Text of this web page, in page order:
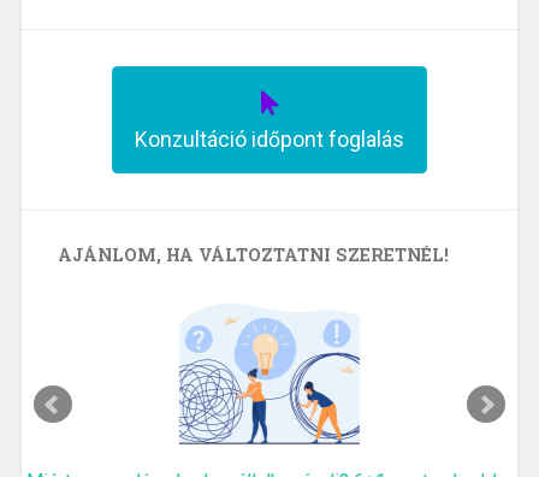
Konzultáció időpont foglalás
AJÁNLOM, HA VÁLTOZTATNI SZERETNÉL!